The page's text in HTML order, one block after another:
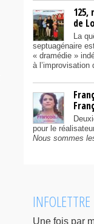
125,
de
La
septuagénaire
« dramédie »
à l’improvisation
pour le
Nous sommes
INFOLETTRE
Une fois par